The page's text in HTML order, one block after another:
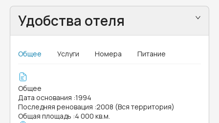
Удобства отеля
Общее Услуги Номера Питание
Общее
Дата основания :1994
Последняя реновация :2008 (Вся территория)
Общая площадь :4 000 кв.м.